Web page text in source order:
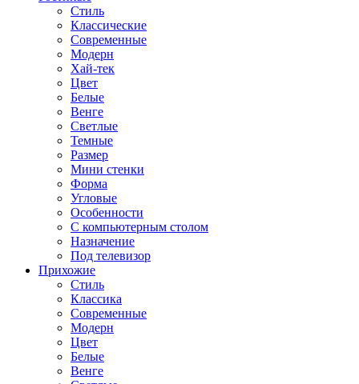
Стиль
Классические
Современные
Модерн
Хай-тек
Цвет
Белые
Венге
Светлые
Темные
Размер
Мини стенки
Форма
Угловые
Особенности
С компьютерным столом
Назначение
Под телевизор
Прихожие
Стиль
Классика
Современные
Модерн
Цвет
Белые
Венге